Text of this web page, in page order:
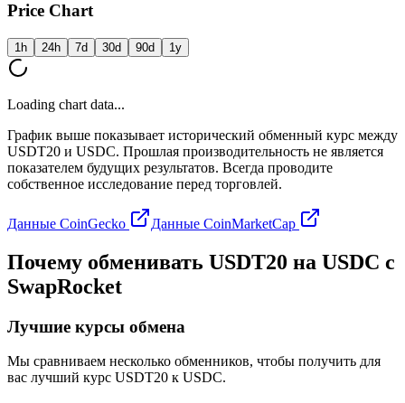
Price Chart
1h 24h 7d 30d 90d 1y
Loading chart data...
График выше показывает исторический обменный курс между
USDT20 и USDC. Прошлая производительность не является
показателем будущих результатов. Всегда проводите
собственное исследование перед торговлей.
Данные CoinGecko Данные CoinMarketCap
Почему обменивать USDT20 на USDC с
SwapRocket
Лучшие курсы обмена
Мы сравниваем несколько обменников, чтобы получить для
вас лучший курс USDT20 к USDC.